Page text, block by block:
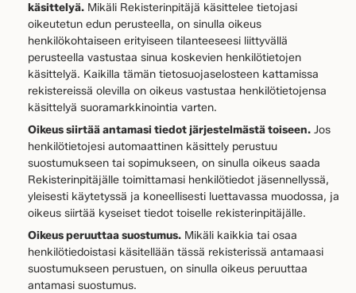
käsittelyä. Mikäli Rekisterinpitäjä käsittelee tietojasi
oikeutetun edun perusteella, on sinulla oikeus
henkilökohtaiseen erityiseen tilanteeseesi liittyvällä
perusteella vastustaa sinua koskevien henkilötietojen
käsittelyä. Kaikilla tämän tietosuojaselosteen kattamissa
rekistereissä olevilla on oikeus vastustaa henkilötietojensa
käsittelyä suoramarkkinointia varten.
Oikeus siirtää antamasi tiedot järjestelmästä toiseen. Jos
henkilötietojesi automaattinen käsittely perustuu
suostumukseen tai sopimukseen, on sinulla oikeus saada
Rekisterinpitäjälle toimittamasi henkilötiedot jäsennellyssä,
yleisesti käytetyssä ja koneellisesti luettavassa muodossa, ja
oikeus siirtää kyseiset tiedot toiselle rekisterinpitäjälle.
Oikeus peruuttaa suostumus. Mikäli kaikkia tai osaa
henkilötiedoistasi käsitellään tässä rekisterissä antamaasi
suostumukseen perustuen, on sinulla oikeus peruuttaa
antamasi suostumus.